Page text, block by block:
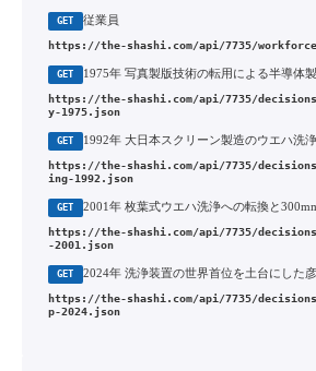
GET 従業員
https://the-shashi.com/api/7735/
GET 1975年 写真製版技術の転用による半導体
https://the-shashi.com/api/7735/
y-1975.json
GET
https://the-shashi.com/api/7735/
ing-1992.json
GET 2001年 枚葉式ウエハ洗浄への転換と
https://the-shashi.com/api/7735/
-2001.json
GET
https://the-shashi.com/api/7735/
p-2024.json